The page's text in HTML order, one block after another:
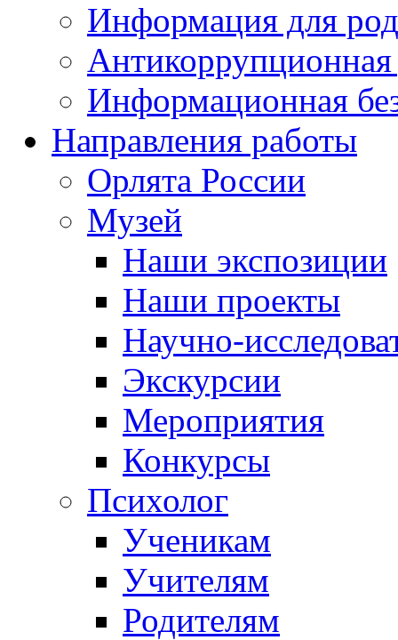
Информация для
Антикоррупционная
Информационная
Направления работы
Орлята России
Музей
Наши экспозиции
Наши проекты
Научно-
Экскурсии
Мероприятия
Конкурсы
Психолог
Ученикам
Учителям
Родителям